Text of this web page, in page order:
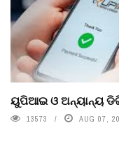
ୟୁପିଆଇ ଓ ଅନ୍ୟାନ୍ୟ
13573 AUG 07,